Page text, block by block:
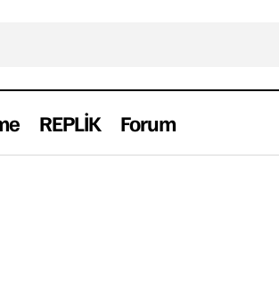
REPLİK Forum